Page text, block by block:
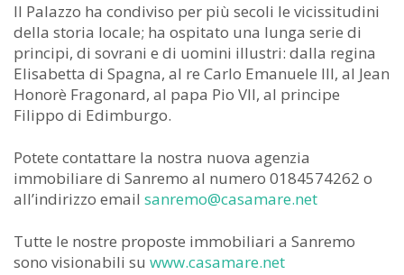
Il Palazzo ha condiviso per più secoli le vicissitudini
della storia locale; ha ospitato una lunga serie di
principi, di sovrani e di uomini illustri: dalla regina
Elisabetta di Spagna, al re Carlo Emanuele III, al Jean
Honorè Fragonard, al papa Pio VII, al principe
Filippo di Edimburgo.
Potete contattare la nostra nuova agenzia
immobiliare di Sanremo al numero 0184574262 o
all’indirizzo email sanremo@casamare.net
Tutte le nostre proposte immobiliari a Sanremo
sono visionabili su www.casamare.net